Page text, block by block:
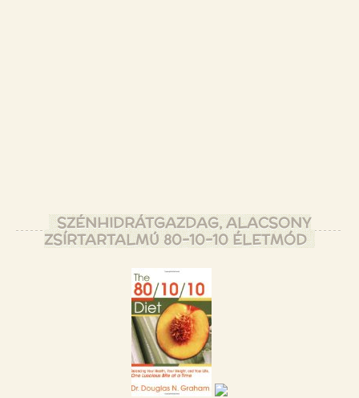
SZÉNHIDRÁTGAZDAG, ALACSONY
ZSÍRTARTALMÚ 80-10-10 ÉLETMÓD